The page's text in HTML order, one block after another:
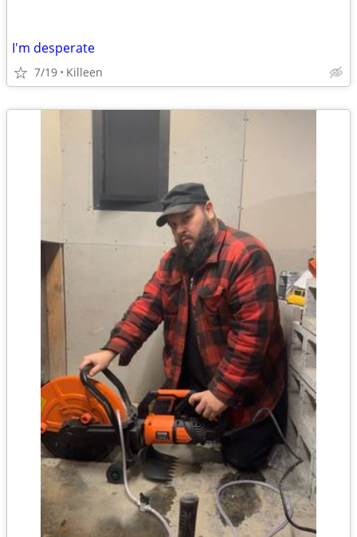
I'm desperate
7/19 Killeen